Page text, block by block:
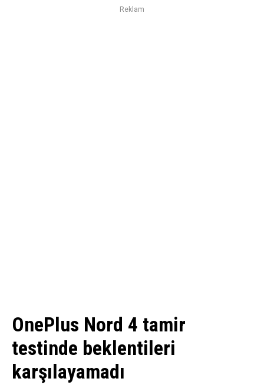
Reklam
OnePlus Nord 4 tamir
testinde beklentileri
karşılayamadı